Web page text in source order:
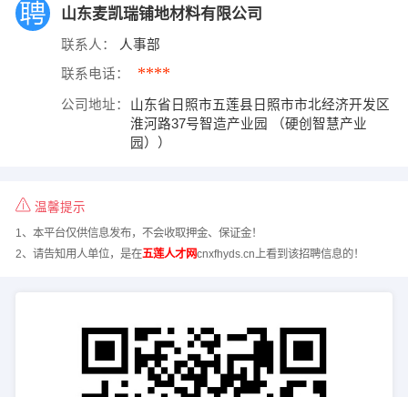
山东麦凯瑞铺地材料有限公司
联系人： 人事部
联系电话： ****
公司地址：
山东省日照市五莲县日照市市北经济开发区
淮河路37号智造产业园 （硬创智慧产业
园））
温馨提示
1、本平台仅供信息发布，不会收取押金、保证金！
2、请告知用人单位，是在五莲人才网cnxfhyds.cn上看到该招聘信息的！